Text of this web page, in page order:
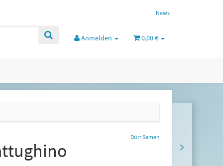
News
Anmelden 0,00 €
Dürr Samen